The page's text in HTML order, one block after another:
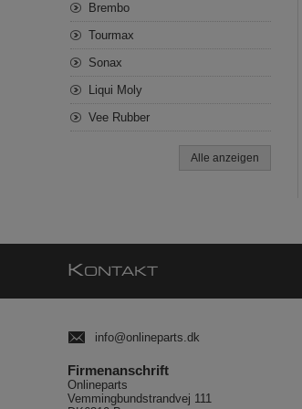
Brembo
Tourmax
Sonax
Liqui Moly
Vee Rubber
Alle anzeigen
KONTAKT
info@onlineparts.dk
Firmenanschrift
Onlineparts
Vemmingbundstrandvej 111